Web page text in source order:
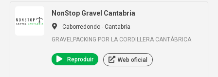
NonStop Gravel Cantabria
Caborredondo - Cantabria
GRAVELPACKING POR LA CORDILLERA CANTÁBRICA
Reproduir Web oficial